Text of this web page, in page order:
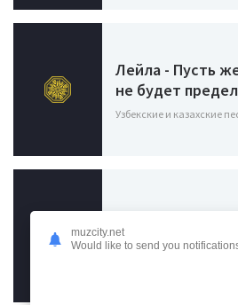
Лейла - Пусть
не будет
Узбекские и казахские
будет праведным
muzcity.net
Would like to send you